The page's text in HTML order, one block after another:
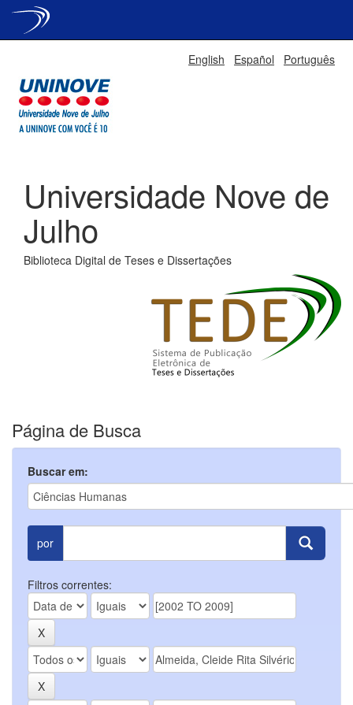
English Español Português
Universidade Nove de
Julho
Biblioteca Digital de Teses e Dissertações
Página de Busca
Buscar em:
por
Filtros correntes: